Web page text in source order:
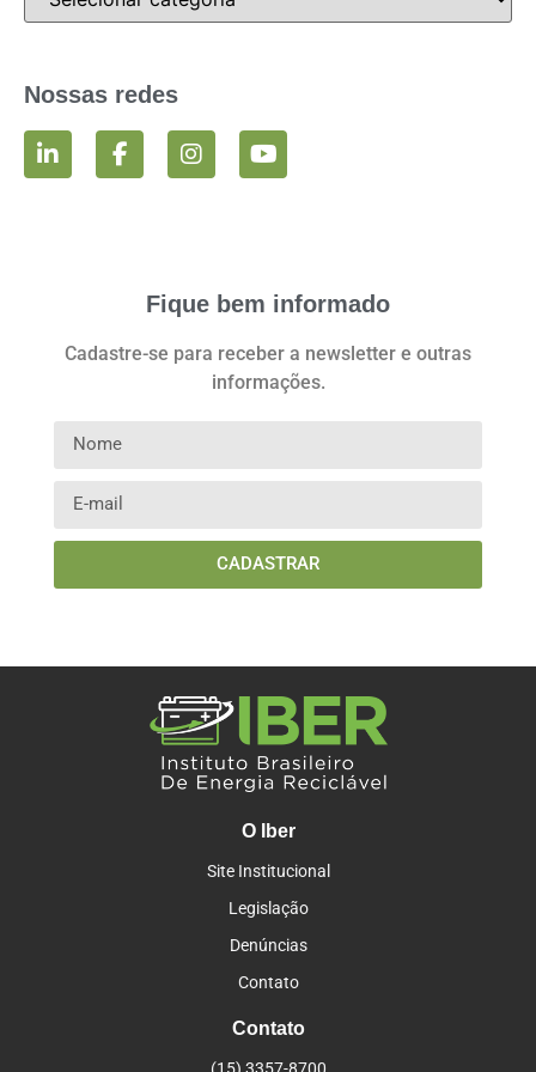
Nossas redes
Fique bem informado
Cadastre-se para receber a newsletter e outras
informações.
CADASTRAR
O Iber
Site Institucional
Legislação
Denúncias
Contato
Contato
(15) 3357-8700